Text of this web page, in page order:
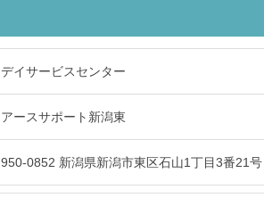
デイサービスセンター
アースサポート新潟東
950-0852 新潟県新潟市東区石山1丁目3番21号